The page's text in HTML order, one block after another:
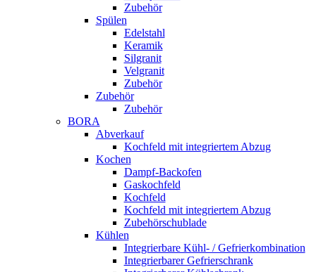
Zubehör
Spülen
Edelstahl
Keramik
Silgranit
Velgranit
Zubehör
Zubehör
Zubehör
BORA
Abverkauf
Kochfeld mit integriertem Abzug
Kochen
Dampf-Backofen
Gaskochfeld
Kochfeld
Kochfeld mit integriertem Abzug
Zubehörschublade
Kühlen
Integrierbare Kühl- / Gefrierkombination
Integrierbarer Gefrierschrank